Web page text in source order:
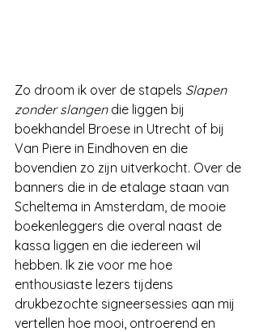
Zo droom ik over de stapels Slapen
zonder slangen die liggen bij
boekhandel Broese in Utrecht of bij
Van Piere in Eindhoven en die
bovendien zo zijn uitverkocht. Over de
banners die in de etalage staan van
Scheltema in Amsterdam, de mooie
boekenleggers die overal naast de
kassa liggen en die iedereen wil
hebben. Ik zie voor me hoe
enthousiaste lezers tijdens
drukbezochte signeersessies aan mij
vertellen hoe mooi, ontroerend en